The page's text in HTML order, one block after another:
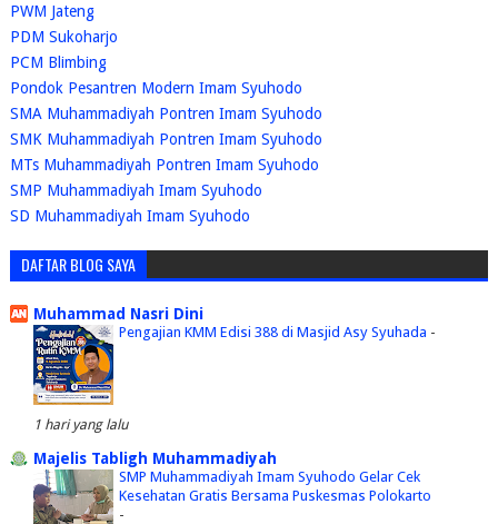
PWM Jateng
PDM Sukoharjo
PCM Blimbing
Pondok Pesantren Modern Imam Syuhodo
SMA Muhammadiyah Pontren Imam Syuhodo
SMK Muhammadiyah Pontren Imam Syuhodo
MTs Muhammadiyah Pontren Imam Syuhodo
SMP Muhammadiyah Imam Syuhodo
SD Muhammadiyah Imam Syuhodo
DAFTAR BLOG SAYA
Muhammad Nasri Dini
Pengajian KMM Edisi 388 di Masjid Asy Syuhada -
1 hari yang lalu
Majelis Tabligh Muhammadiyah
SMP Muhammadiyah Imam Syuhodo Gelar Cek
Kesehatan Gratis Bersama Puskesmas Polokarto
-